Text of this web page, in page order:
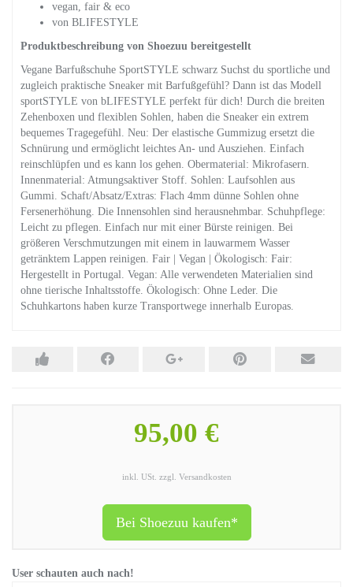
vegan, fair & eco
von BLIFESTYLE
Produktbeschreibung von Shoezuu bereitgestellt
Vegane Barfußschuhe SportSTYLE schwarz Suchst du sportliche und
zugleich praktische Sneaker mit Barfußgefühl? Dann ist das Modell
sportSTYLE von bLIFESTYLE perfekt für dich! Durch die breiten
Zehenboxen und flexiblen Sohlen, haben die Sneaker ein extrem
bequemes Tragegefühl. Neu: Der elastische Gummizug ersetzt die
Schnürung und ermöglicht leichtes An- und Ausziehen. Einfach
reinschlüpfen und es kann los gehen. Obermaterial: Mikrofasern.
Innenmaterial: Atmungsaktiver Stoff. Sohlen: Laufsohlen aus
Gummi. Schaft/Absatz/Extras: Flach 4mm dünne Sohlen ohne
Fersenerhöhung. Die Innensohlen sind herausnehmbar. Schuhpflege:
Leicht zu pflegen. Einfach nur mit einer Bürste reinigen. Bei
größeren Verschmutzungen mit einem in lauwarmem Wasser
getränktem Lappen reinigen. Fair | Vegan | Ökologisch: Fair:
Hergestellt in Portugal. Vegan: Alle verwendeten Materialien sind
ohne tierische Inhaltsstoffe. Ökologisch: Ohne Leder. Die
Schuhkartons haben kurze Transportwege innerhalb Europas.
95,00 €
inkl. USt. zzgl. Versandkosten
Bei Shoezuu kaufen*
User schauten auch nach!